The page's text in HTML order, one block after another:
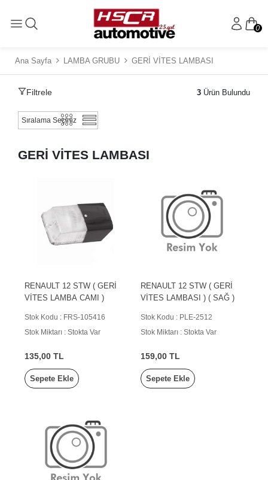
0
Ana Sayfa LAMBA GRUBU GERİ VİTES LAMBASI
Filtrele 3 Ürün Bulundu
GERİ VİTES LAMBASI
RENAULT 12 STW ( GERİ
VİTES LAMBA CAMI )
Stok Kodu : FRS-105416
Stok Miktarı : Stokta Var
135,00 TL
Sepete Ekle
RENAULT 12 STW ( GERİ
VİTES LAMBASI ) ( SAĞ )
Stok Kodu : PLE-2512
Stok Miktarı : Stokta Var
159,00 TL
Sepete Ekle